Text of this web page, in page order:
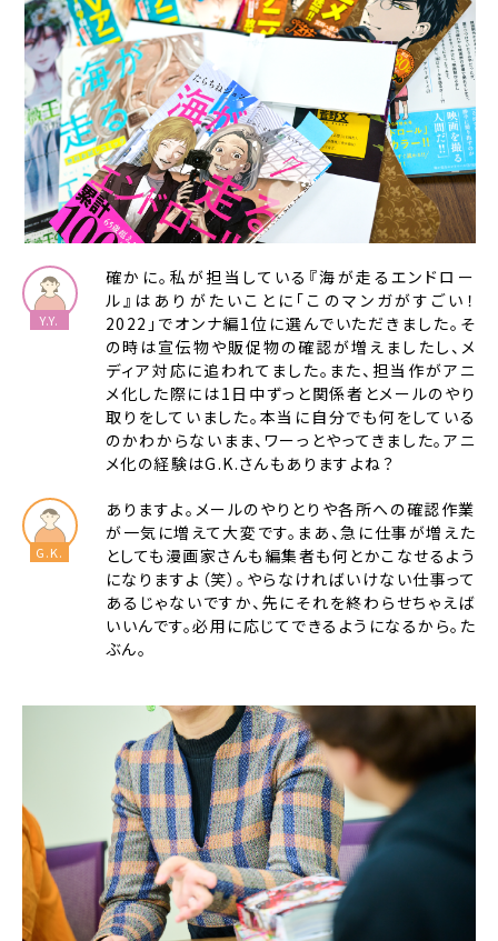
確かに。私が担当している『海が走るエンドロー
ル』はありがたいことに「このマンガがすごい！
2022」でオンナ編1位に選んでいただきました。そ
の時は宣伝物や販促物の確認が増えましたし、メ
ディア対応に追われてました。また、担当作がアニ
メ化した際には1日中ずっと関係者とメールのやり
取りをしていました。本当に自分でも何をしている
のかわからないまま、ワーっとやってきました。アニ
メ化の経験はG.K.さんもありますよね？
ありますよ。メールのやりとりや各所への確認作業
が一気に増えて大変です。まあ、急に仕事が増えた
としても漫画家さんも編集者も何とかこなせるよう
になりますよ（笑）。やらなければいけない仕事って
あるじゃないですか、先にそれを終わらせちゃえば
いいんです。必用に応じてできるようになるから。た
ぶん。